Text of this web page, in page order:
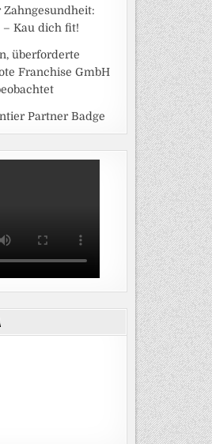
Kau dich fit!
überforderte
Franchise GmbH
Partner Badge